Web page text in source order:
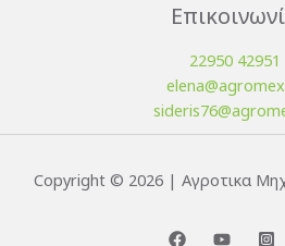
22950 42951
Copyright © 2026 | Αγροτικα